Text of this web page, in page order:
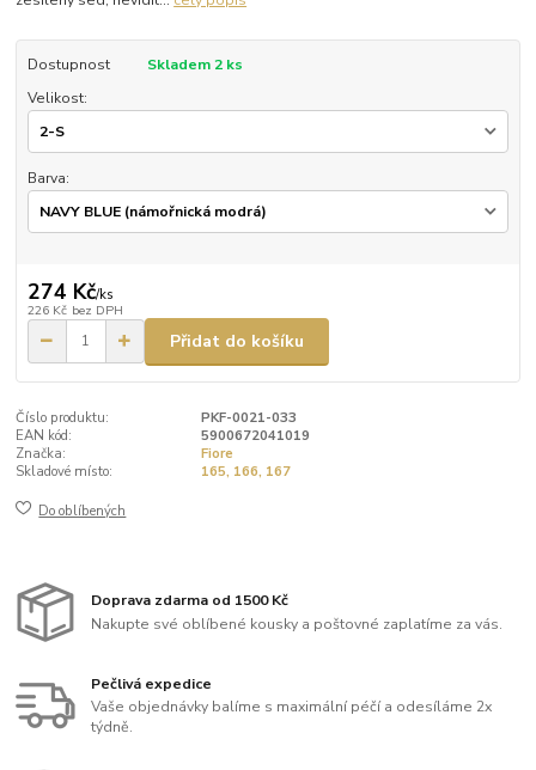
Dostupnost
Skladem 2 ks
Velikost:
Barva:
274 Kč/ks
226 Kč bez DPH
Přidat do košíku
Číslo produktu:
PKF-0021-033
EAN kód:
5900672041019
Značka:
Fiore
Skladové místo:
165, 166, 167
Do oblíbených
Doprava zdarma od 1500 Kč
Nakupte své oblíbené kousky a poštovné zaplatíme za vás.
Pečlivá expedice
Vaše objednávky balíme s maximální péčí a odesíláme 2x
týdně.